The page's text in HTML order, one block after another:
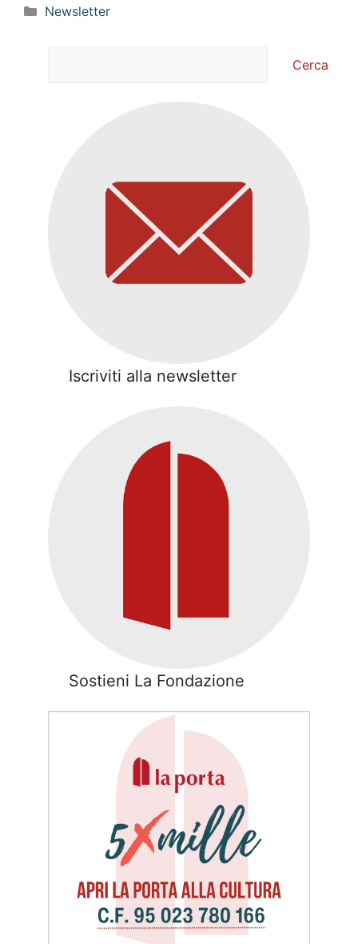
Categorie
Newsletter
Cerca
Iscriviti alla newsletter
Sostieni La Fondazione